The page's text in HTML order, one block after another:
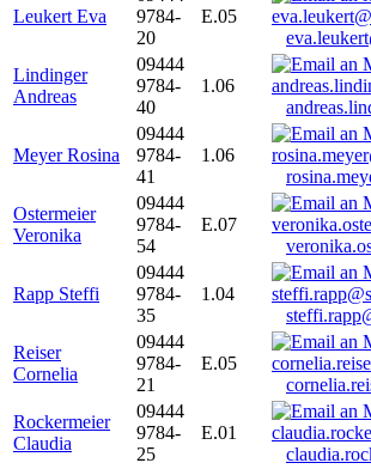
Leukert Eva
9784-
20
E.05
Lindinger
Andreas
09444
9784-
40
1.06
Meyer Rosina
09444
9784-
41
1.06
Ostermeier
Veronika
09444
9784-
54
E.07
Rapp Steffi
09444
9784-
35
1.04
Reiser
Cornelia
09444
9784-
21
E.05
Rockermeier
Claudia
09444
9784-
25
E.01